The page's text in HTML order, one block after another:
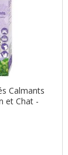
Calmants
et Chat -